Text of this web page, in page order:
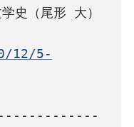
12/5-